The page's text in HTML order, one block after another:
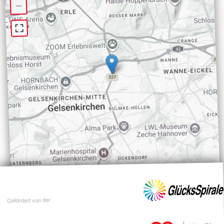
−
Gefördert von der